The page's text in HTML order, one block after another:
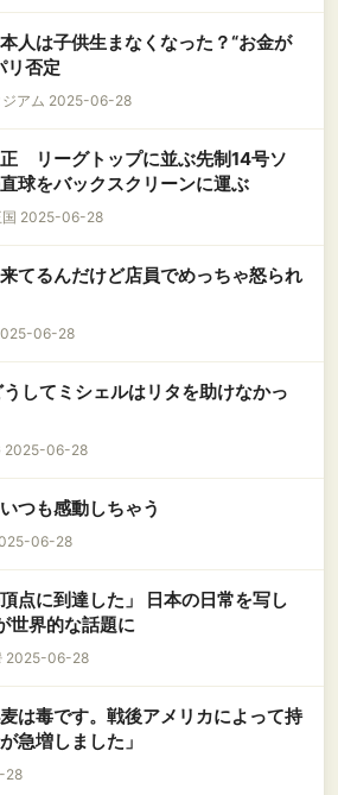
人は子供生まなくなった？“お金が
リ否定
ジアム 2025-06-28
正 リーグトップに並ぶ先制14号ソ
球をバックスクリーンに運ぶ
国 2025-06-28
てるんだけど店員でめっちゃ怒られ
06-28
してミシェルはリタを助けなかっ
2025-06-28
つも感動しちゃう
06-28
点に到達した」 日本の日常を写し
世界的な話題に
2025-06-28
麦は毒です。戦後アメリカによって持
急増しました」
28